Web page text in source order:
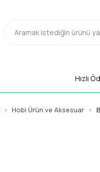
Hızlı
Hobi Ürün ve Aksesuar